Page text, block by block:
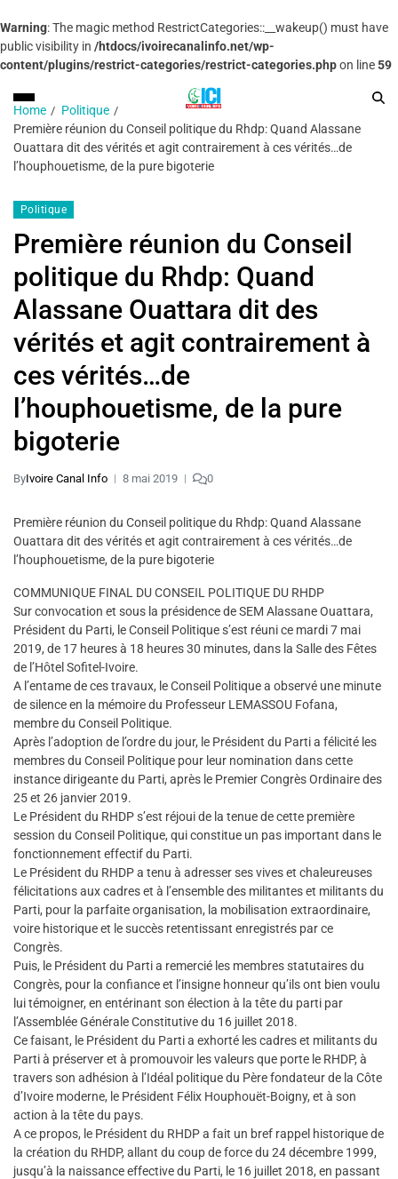
Warning: The magic method RestrictCategories::__wakeup() must have
public visibility in /htdocs/ivoirecanalinfo.net/wp-
content/plugins/restrict-categories/restrict-categories.phpon line59
Home
Politique
Première réunion du Conseil politique du Rhdp: Quand Alassane
Ouattara dit des vérités et agit contrairement à ces vérités…de
l’houphouetisme, de la pure bigoterie
Politique
Première réunion du Conseil
politique du Rhdp: Quand
Alassane Ouattara dit des
vérités et agit contrairement à
ces vérités…de
l’houphouetisme, de la pure
bigoterie
ByIvoire Canal Info 8 mai 2019 0
Première réunion du Conseil politique du Rhdp: Quand Alassane
Ouattara dit des vérités et agit contrairement à ces vérités…de
l’houphouetisme, de la pure bigoterie
COMMUNIQUE FINAL DU CONSEIL POLITIQUE DU RHDP
Sur convocation et sous la présidence de SEM Alassane Ouattara,
Président du Parti, le Conseil Politique s’est réuni ce mardi 7 mai
2019, de 17 heures à 18 heures 30 minutes, dans la Salle des Fêtes
de l’Hôtel Sofitel-Ivoire.
A l’entame de ces travaux, le Conseil Politique a observé une minute
de silence en la mémoire du Professeur LEMASSOU Fofana,
membre du Conseil Politique.
Après l’adoption de l’ordre du jour, le Président du Parti a félicité les
membres du Conseil Politique pour leur nomination dans cette
instance dirigeante du Parti, après le Premier Congrès Ordinaire des
25 et 26 janvier 2019.
Le Président du RHDP s’est réjoui de la tenue de cette première
session du Conseil Politique, qui constitue un pas important dans le
fonctionnement effectif du Parti.
Le Président du RHDP a tenu à adresser ses vives et chaleureuses
félicitations aux cadres et à l’ensemble des militantes et militants du
Parti, pour la parfaite organisation, la mobilisation extraordinaire,
voire historique et le succès retentissant enregistrés par ce
Congrès.
Puis, le Président du Parti a remercié les membres statutaires du
Congrès, pour la confiance et l’insigne honneur qu’ils ont bien voulu
lui témoigner, en entérinant son élection à la tête du parti par
l’Assemblée Générale Constitutive du 16 juillet 2018.
Ce faisant, le Président du Parti a exhorté les cadres et militants du
Parti à préserver et à promouvoir les valeurs que porte le RHDP, à
travers son adhésion à l’Idéal politique du Père fondateur de la Côte
d’Ivoire moderne, le Président Félix Houphouët-Boigny, et à son
action à la tête du pays.
A ce propos, le Président du RHDP a fait un bref rappel historique de
la création du RHDP, allant du coup de force du 24 décembre 1999,
jusqu’à la naissance effective du Parti, le 16 juillet 2018, en passant